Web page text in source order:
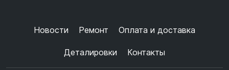
Новости Ремонт Оплата и доставка
Деталировки Контакты